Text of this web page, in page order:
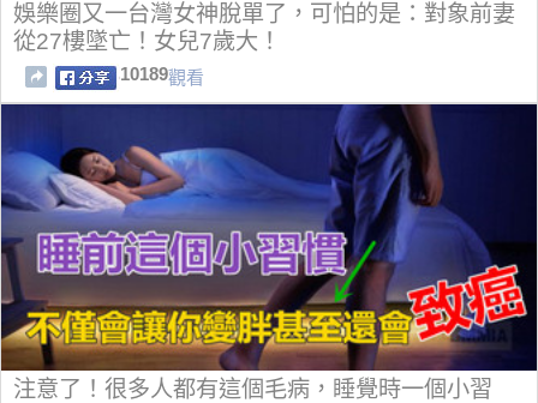
娛樂圈又一台灣女神脫單了，可怕的是：對象前妻
從27樓墜亡！女兒7歲大！
10189觀看
注意了！很多人都有這個毛病，睡覺時一個小習